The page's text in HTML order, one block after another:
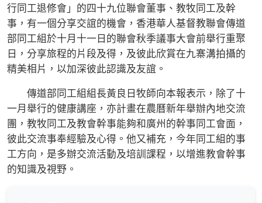
行同工退修會」的四十九位聯會董事、教牧同工及幹
事，有一個分享交誼的機會，香港華人基督教聯會傳道
部同工組於十月十一日的聯會秋季議事大會前舉行重聚
日，分享旅程的片段及得，及彼此欣賞在九寨溝拍攝的
精美相片，以加深彼此認識及友誼。
傳道部同工組組長黃良日牧師向本報表示，除了十
一月舉行的健康講座，亦計畫在農曆新年舉辦內地交流
團，教牧同工及教會幹事能夠和廣州的幹事同工會面，
彼此交流事奉經驗及心得。他又補充，今年同工組的事
工方向，是多辦交流活動及培訓課程，以增進教會幹事
的知識及視野。